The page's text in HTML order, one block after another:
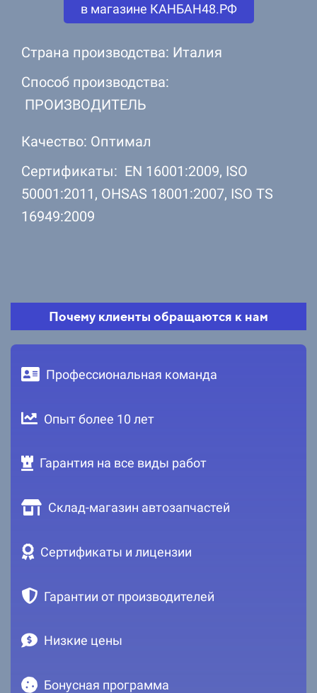
в магазине КАНБАН48.РФ
Страна производства: Италия
Способ производства:
ПРОИЗВОДИТЕЛЬ
Качество: Оптимал
Сертификаты: EN 16001:2009, ISO
50001:2011, OHSAS 18001:2007, ISO TS
16949:2009
Почему клиенты обращаются к нам
Профессиональная команда
Опыт более 10 лет
Гарантия на все виды работ
Склад-магазин автозапчастей
Сертификаты и лицензии
Гарантии от производителей
Низкие цены
Бонусная программа